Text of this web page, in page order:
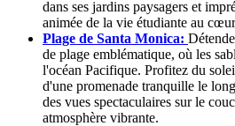
dans ses jardins paysagers et
animée de la vie étudiante au
Plage de Santa Monica:
de plage emblématique, où les
l'océan Pacifique. Profitez du
d'une promenade tranquille le
des vues spectaculaires sur le
atmosphère vibrante.